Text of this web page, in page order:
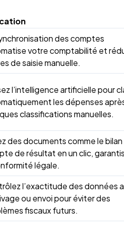
des comptes
votre comptabilité et
de saisie manuelle.
l’intelligence artificielle pour
les dépenses
classifications manuelles.
des documents comme le
de résultat en un clic,
légale.
l’exactitude des données
ou envoi pour éviter des
fiscaux futurs.